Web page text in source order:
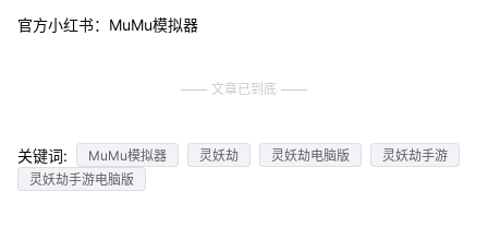
官方小红书：MuMu模拟器
文章已到底
关键词: MuMu模拟器 灵妖劫 灵妖劫电脑版
灵妖劫手游
灵妖劫手游电脑版